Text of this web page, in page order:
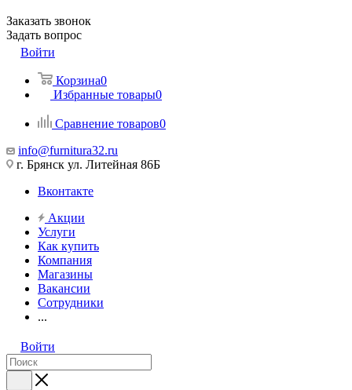
Заказать звонок
Задать вопрос
Войти
Корзина0
Избранные товары0
Сравнение товаров0
info@furnitura32.ru
г. Брянск ул. Литейная 86Б
Вконтакте
Акции
Услуги
Как купить
Компания
Магазины
Вакансии
Сотрудники
...
Войти